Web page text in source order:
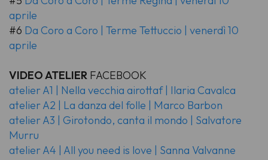
aprile
#6 Da Coro a Coro | Terme Tettuccio | venerdì 10
aprile
VIDEO ATELIER FACEBOOK
atelier A1 | Nella vecchia airottaf | Ilaria Cavalca
atelier A2 | La danza del folle | Marco Barbon
atelier A3 | Girotondo, canta il mondo | Salvatore
Murru
atelier A4 | All you need is love | Sanna Valvanne